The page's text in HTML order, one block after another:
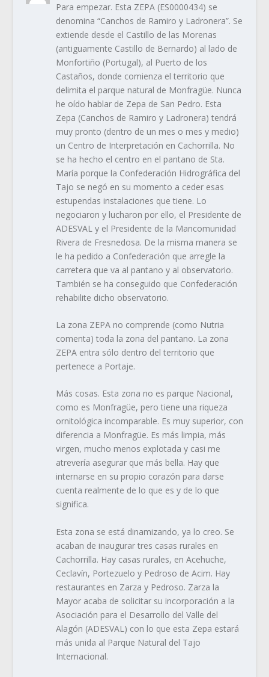
Para empezar. Esta ZEPA (ES0000434) se
denomina “Canchos de Ramiro y Ladronera”. Se
extiende desde el Castillo de las Morenas
(antiguamente Castillo de Bernardo) al lado de
Monfortiño (Portugal), al Puerto de los
Castaños, donde comienza el territorio que
delimita el parque natural de Monfragüe. Nunca
he oído hablar de Zepa de San Pedro. Esta
Zepa (Canchos de Ramiro y Ladronera) tendrá
muy pronto (dentro de un mes o mes y medio)
un Centro de Interpretación en Cachorrilla. No
se ha hecho el centro en el pantano de Sta.
María porque la Confederación Hidrográfica del
Tajo se negó en su momento a ceder esas
estupendas instalaciones que tiene. Lo
negociaron y lucharon por ello, el Presidente de
ADESVAL y el Presidente de la Mancomunidad
Rivera de Fresnedosa. De la misma manera se
le ha pedido a Confederación que arregle la
carretera que va al pantano y al observatorio.
También se ha conseguido que Confederación
rehabilite dicho observatorio.
La zona ZEPA no comprende (como Nutria
comenta) toda la zona del pantano. La zona
ZEPA entra sólo dentro del territorio que
pertenece a Portaje.
Más cosas. Esta zona no es parque Nacional,
como es Monfragüe, pero tiene una riqueza
ornitológica incomparable. Es muy superior, con
diferencia a Monfragüe. Es más limpia, más
virgen, mucho menos explotada y casi me
atrevería asegurar que más bella. Hay que
internarse en su propio corazón para darse
cuenta realmente de lo que es y de lo que
significa.
Esta zona se está dinamizando, ya lo creo. Se
acaban de inaugurar tres casas rurales en
Cachorrilla. Hay casas rurales, en Acehuche,
Ceclavín, Portezuelo y Pedroso de Acim. Hay
restaurantes en Zarza y Pedroso. Zarza la
Mayor acaba de solicitar su incorporación a la
Asociación para el Desarrollo del Valle del
Alagón (ADESVAL) con lo que esta Zepa estará
más unida al Parque Natural del Tajo
Internacional.